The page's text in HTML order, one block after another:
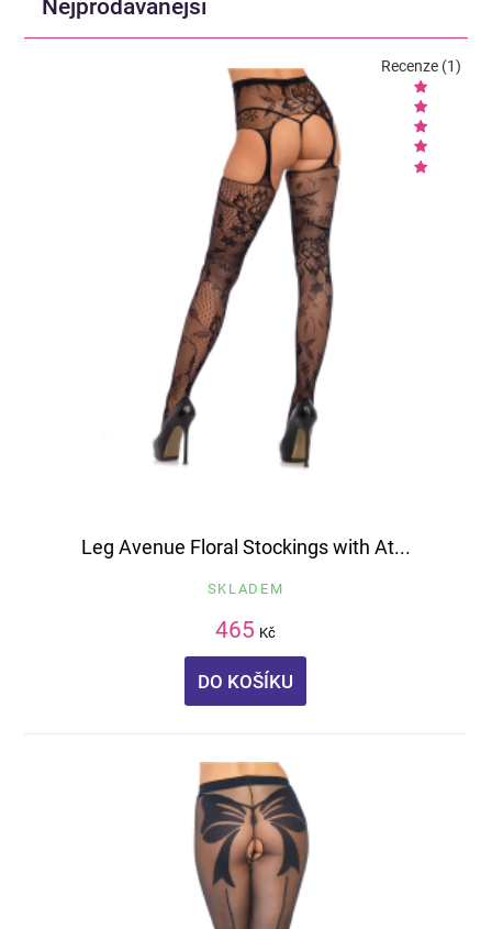
Nejprodávanější
Leg Avenue Floral Stockings with At...
SKLADEM
465 Kč
DO KOŠÍKU
Recenze (1)